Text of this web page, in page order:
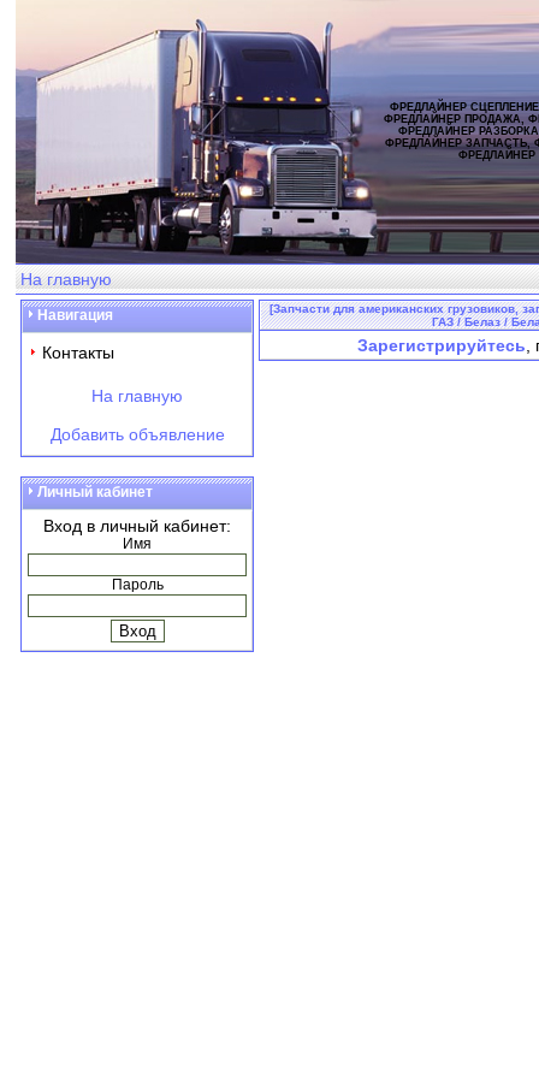
ФРЕДЛАЙНЕР
ФРЕДЛАЙНЕР ПРОДАЖА,
ФРЕДЛАЙНЕР
ФРЕДЛАЙНЕР ЗАПЧАСТЬ,
ФРЕДЛАЙНЕР
На главную
Навигация
Контакты
На главную
Добавить объявление
Личный кабинет
Вход в личный кабинет:
Имя
Пароль
[Запчасти для американских грузовиков,
ГАЗ / Белаз /
Зарегистрируйтесь